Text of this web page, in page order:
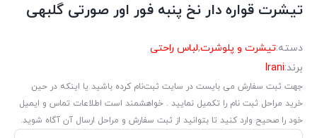
تیشرت قواره دار نخ پنبه فور اور صورتی گلبهی
دسته:تیشرت و پلوشرت,لباس راحتی
برند:Irani
جهت ثبت سفارش می بایست در سایت ثبت‌نام کرده باشید یا اینکه در حین
خرید مراحل ثبت نام را تکمیل نمایید . خواهشمند است اطلاعات تماس و ایمیل
خود را صحیح وارد کنید تا بتوانید از ثبت سفارش و مراحل ارسال آن آگاه شوید.